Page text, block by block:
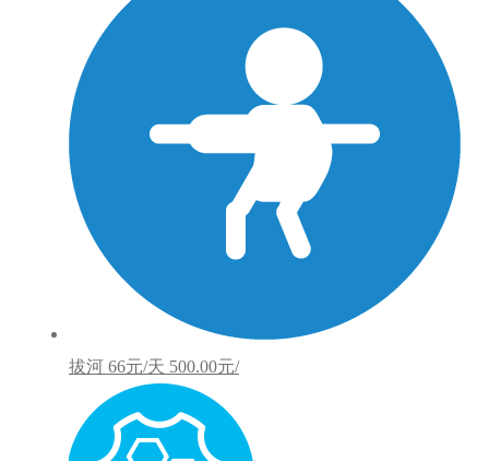
拔河 66元/天 500.00元/